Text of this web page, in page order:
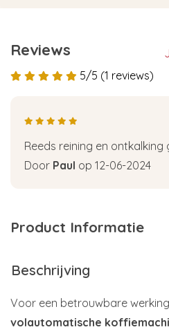
Reviews
5/5 (1 reviews)
Reeds reining en ontkalking
Door Paul op 12-06-2024
Product Informatie
Beschrijving
Voor een betrouwbare
volautomatische